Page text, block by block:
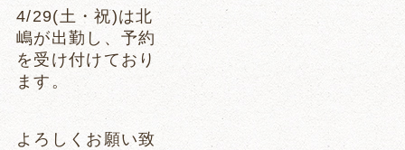
4/29(土・祝)は北
嶋が出勤し、予約
を受け付けており
ます。
よろしくお願い致